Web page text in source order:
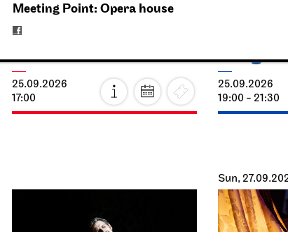
Meeting Point: Opera house
JOiN
Ciao Sommer!
25.09.2026
17:00
Onegin
25.09.2026
19:00 - 21:30
Sun,